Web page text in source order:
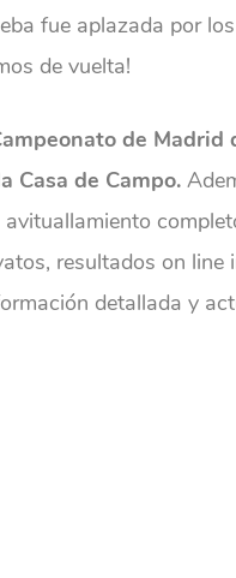
fue aplazada por
de vuelta!
de Madrid
Casa de Campo.
resultados on line
detallada y